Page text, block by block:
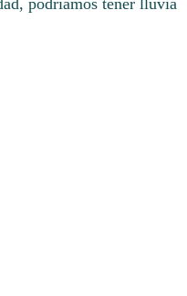
podríamos tener lluvia